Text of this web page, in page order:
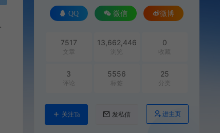
QQ 微信 微博
7517
文章
13,662,446
浏览
0
收藏
3
评论
5556
标签
25
分类
关注Ta 发私信 进主页